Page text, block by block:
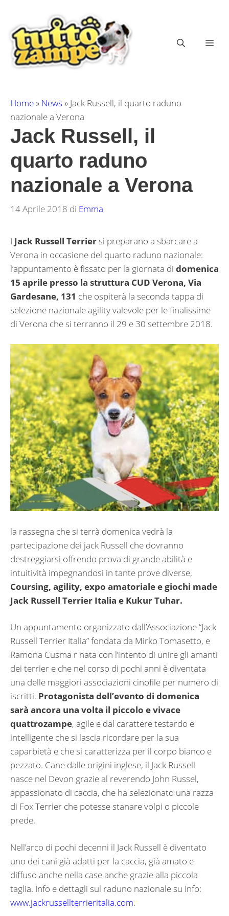
contenuto
Home» News » Jack Russell, il quarto raduno
nazionale a Verona
Jack Russell, il
quarto raduno
nazionale a Verona
14 Aprile 2018 di Emma
I Jack Russell Terriersi preparano a sbarcare a
Verona in occasione del quarto raduno nazionale:
l’appuntamento è fissato per la giornata di domenica
15 aprile presso la struttura CUD Verona, Via
Gardesane, 131 che ospiterà la seconda tappa di
selezione nazionale agility valevole per le finalissime
di Verona che si terranno il 29 e 30 settembre 2018.
la rassegna che si terrà domenica vedrà la
partecipazione dei jack Russell che dovranno
destreggiarsi offrendo prova di grande abilità e
intuitività impegnandosi in tante prove diverse,
Coursing, agility, expo amatoriale e giochi made
Jack Russell Terrier Italia e Kukur Tuhar.
Un appuntamento organizzato dall’Associazione “Jack
Russell Terrier Italia” fondata da Mirko Tomasetto, e
Ramona Cusma r nata con l’intento di unire gli amanti
dei terrier e che nel corso di pochi anni è diventata
una delle maggiori associazioni cinofile per numero di
iscritti. Protagonista dell’evento di domenica
sarà ancora una volta il piccolo e vivace
quattrozampe, agile e dal carattere testardo e
intelligente che si lascia ricordare per la sua
caparbietà e che si caratterizza per il corpo bianco e
pezzato. Cane dalle origini inglese, il Jack Russell
nasce nel Devon grazie al reverendo John Russel,
appassionato di caccia, che ha selezionato una razza
di Fox Terrier che potesse stanare volpi o piccole
prede.
Nell’arco di pochi decenni il Jack Russell è diventato
uno dei cani già adatti per la caccia, già amato e
diffuso anche nella case anche grazie alla piccola
taglia. Info e dettagli sul raduno nazionale su Info:
www.jackrussellterrieritalia.com.